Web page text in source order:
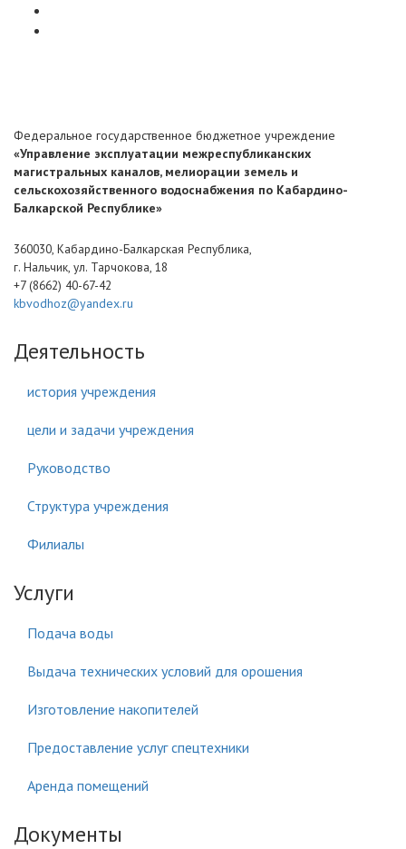
Федеральное государственное бюджетное учреждение
«Управление эксплуатации межреспубликанских
магистральных каналов, мелиорации земель и
сельскохозяйственного водоснабжения по Кабардино-
Балкарской Республике»
360030, Кабардино-Балкарская Республика,
г. Нальчик, ул. Тарчокова, 18
+7 (8662) 40-67-42
kbvodhoz@yandex.ru
Деятельность
история учреждения
цели и задачи учреждения
Руководство
Структура учреждения
Филиалы
Услуги
Подача воды
Выдача технических условий для орошения
Изготовление накопителей
Предоставление услуг спецтехники
Аренда помещений
Документы